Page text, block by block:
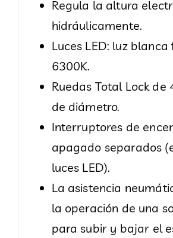
Regula la altura
hidráulicamente.
Luces LED: luz
6300K.
Ruedas Total Lock de
de diámetro.
Interruptores de
apagado separados
luces LED).
La asistencia
la operación de una
para subir y bajar el